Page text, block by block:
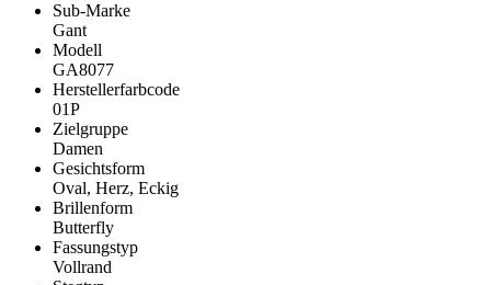
Sub-Marke
Gant
Modell
GA8077
Herstellerfarbcode
01P
Zielgruppe
Damen
Gesichtsform
Oval, Herz, Eckig
Brillenform
Butterfly
Fassungstyp
Vollrand